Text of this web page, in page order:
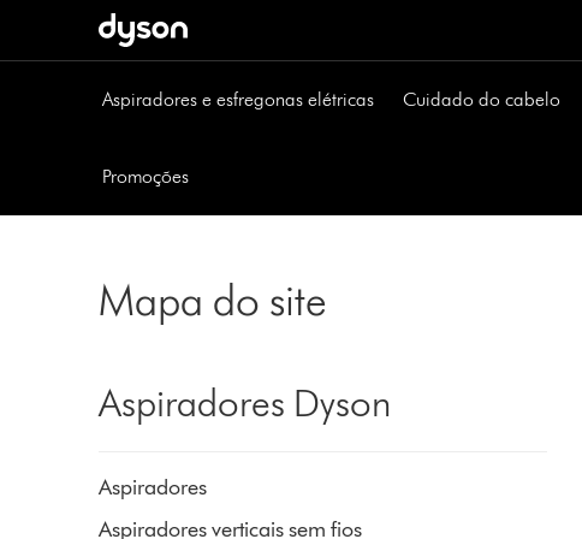
Aspiradores e esfregonas elétricas Cuidado do cabelo
Promoções
Mapa do site
Aspiradores Dyson
Aspiradores
Aspiradores verticais sem fios